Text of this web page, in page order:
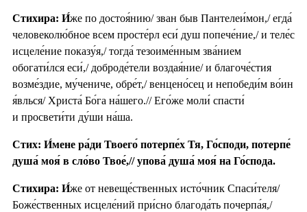
Стихира: И́же по достоя́нию/ зван быв Пантелеи́мон,/ егда́
человеколю́бное всем просте́рл еси́ душ попече́ние,/ и теле́с
исцеле́ние показу́я,/ тогда́ тезоиме́нным зва́нием
обогати́лся еси́,/ доброде́тели воздая́ние/ и благоче́стия
возме́здие, му́чениче, обре́т,/ венцено́сец и непобеди́м во́ин
я́влься/ Христа́ Бо́га на́шего.// Его́же моли́ спасти́
и просвети́ти ду́ши на́ша.
Стих: И́мене ра́ди Твоего́ потерпе́х Тя, Го́споди, потерпе́
душа́ моя́ в сло́во Твое́,// упова́ душа́ моя́ на Го́спода.
Стихира: И́же от невеще́ственных исто́чник Спаси́теля/
Боже́ственных исцеле́ний при́сно благода́ть почерпа́я,/